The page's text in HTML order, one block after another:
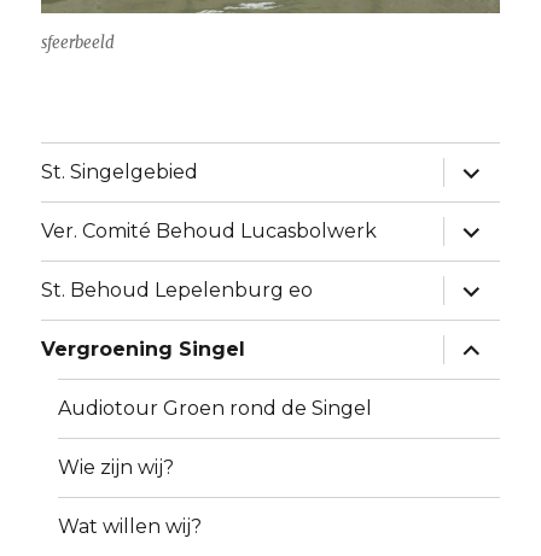
sfeerbeeld
St. Singelgebied
Alles
Ver. Comité Behoud Lucasbolwerk
Alles
St. Behoud Lepelenburg eo
Alles
Vergroening Singel
Alles
Audiotour Groen rond de Singel
Wie zijn wij?
Wat willen wij?